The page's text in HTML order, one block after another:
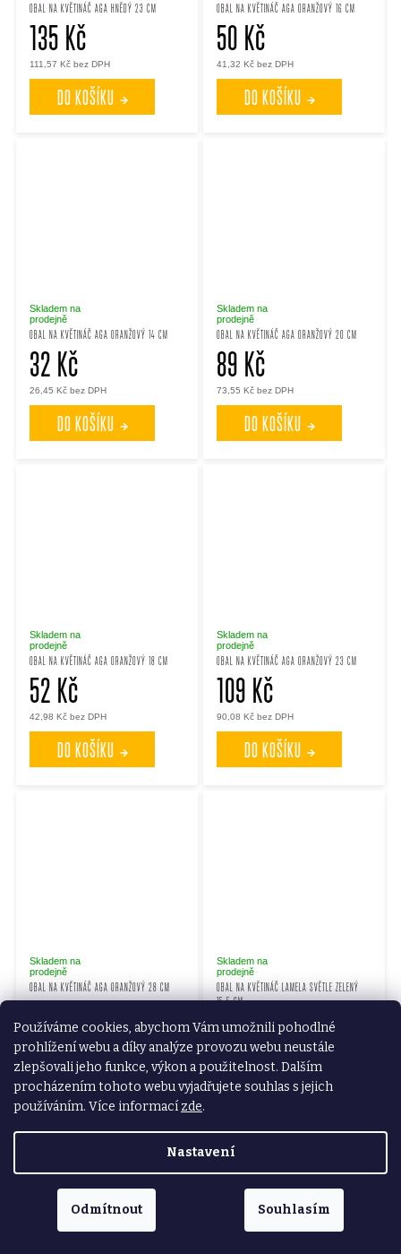
Používáme cookies, abychom Vám umožnili pohodlné
prohlížení webu a díky analýze provozu webu neustále
zlepšovali jeho funkce, výkon a použitelnost. Dalším
procházením tohoto webu vyjadřujete souhlas s jejich
používáním. Více informací zde.
Nastavení
Odmítnout Souhlasím
OBAL NA KVĚTINÁČ AGA HNĚDÝ 23 CM
111,57 Kč bez DPH
135 Kč
DO KOŠÍKU
OBAL NA KVĚTINÁČ AGA ORANŽOVÝ 16 CM
41,32 Kč bez DPH
50 Kč
DO KOŠÍKU
OBAL NA KVĚTINÁČ AGA ORANŽOVÝ 14 CM
Skladem na
prodejně
26,45 Kč bez DPH
32 Kč
DO KOŠÍKU
OBAL NA KVĚTINÁČ AGA ORANŽOVÝ 20 CM
Skladem na
prodejně
73,55 Kč bez DPH
89 Kč
DO KOŠÍKU
OBAL NA KVĚTINÁČ AGA ORANŽOVÝ 18 CM
Skladem na
prodejně
42,98 Kč bez DPH
52 Kč
DO KOŠÍKU
OBAL NA KVĚTINÁČ AGA ORANŽOVÝ 23 CM
Skladem na
prodejně
90,08 Kč bez DPH
109 Kč
DO KOŠÍKU
OBAL NA KVĚTINÁČ AGA ORANŽOVÝ 28 CM
Skladem na
prodejně
164,46 Kč bez DPH
199 Kč
DO KOŠÍKU
OBAL NA KVĚTINÁČ LAMELA SVĚTLE ZELENÝ
15.5 CM
Skladem na
prodejně
45 Kč
DO KOŠÍKU